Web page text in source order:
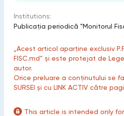
Institutions:
Publicaţia periodică "Monitorul
„Acest articol aparține exclusiv
FISC.md” și este protejat de
autor.
Orice preluare a conținutului se
SURSEI și cu LINK ACTIV către
This article is intended only